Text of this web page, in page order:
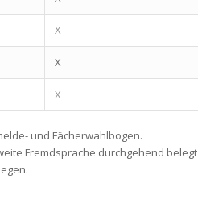
X
X
X
und Fächerwahlbogen.
Fremdsprache durchgehend belegt